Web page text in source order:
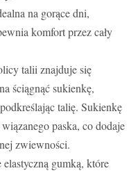
na gorące dni,
komfort przez cały
talii znajduje się
ściągnąć sukienkę,
talię. Sukienkę
paska, co dodaje
zwiewności.
gumką, które